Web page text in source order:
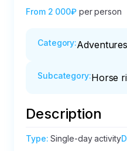
From 2 000₽ per person
Category:
Subcategory:Horse
Description
Type:Single-day activity